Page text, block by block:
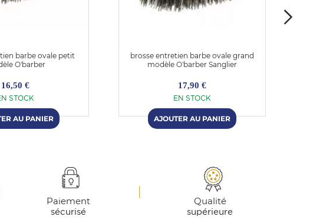
barbe ovale petit
O'barber
16,50 €
STOCK
brosse entretien barbe ovale grand
modèle O'barber Sanglier
17,90 €
EN STOCK
Paiement
sécurisé
Qualité
supérieure